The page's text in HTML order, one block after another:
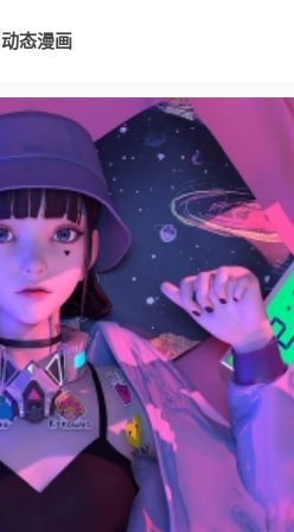
动态漫画